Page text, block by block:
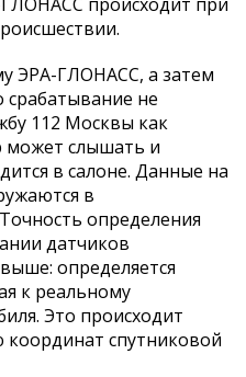
ЭРА-ГЛОНАСС, а затем
срабатывание не
112 Москвы как
может слышать и
в салоне. Данные на
в
определения
датчиков
определяется
к реальному
Это происходит
координат спутниковой